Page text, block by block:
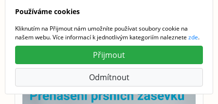
Používáme cookies
Kliknutím na Přijmout nám umožníte používat soubory cookie na
našem webu. Více informací k jednotlivým kategoriím naleznete zde.
Přijmout
Odmítnout